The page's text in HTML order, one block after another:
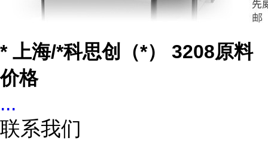
* 上海/*科思创（*） 3208原料
价格
...
联系我们